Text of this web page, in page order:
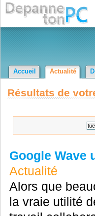
Accueil Actualité
Résultats de
Google Wave
Actualité
Alors que
la vraie utilité